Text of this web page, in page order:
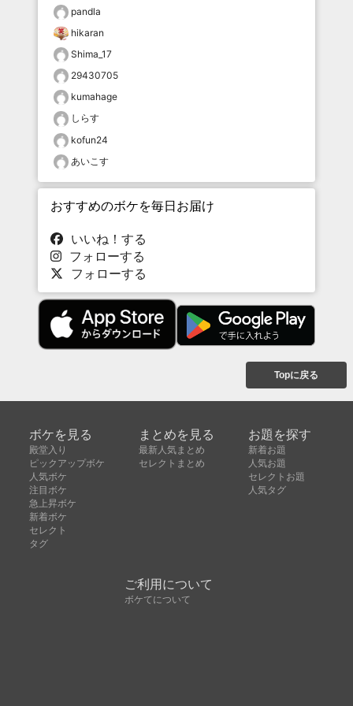
pandla
hikaran
Shima_17
29430705
kumahage
しらす
kofun24
あいこす
おすすめのボケを毎日お届け
いいね！する
フォローする
フォローする
Topに戻る
ボケを見る
殿堂入り
ピックアップボケ
人気ボケ
注目ボケ
急上昇ボケ
新着ボケ
セレクト
タグ
まとめを見る
最新人気まとめ
セレクトまとめ
お題を探す
新着お題
人気お題
セレクトお題
人気タグ
ご利用について
ボケてについて